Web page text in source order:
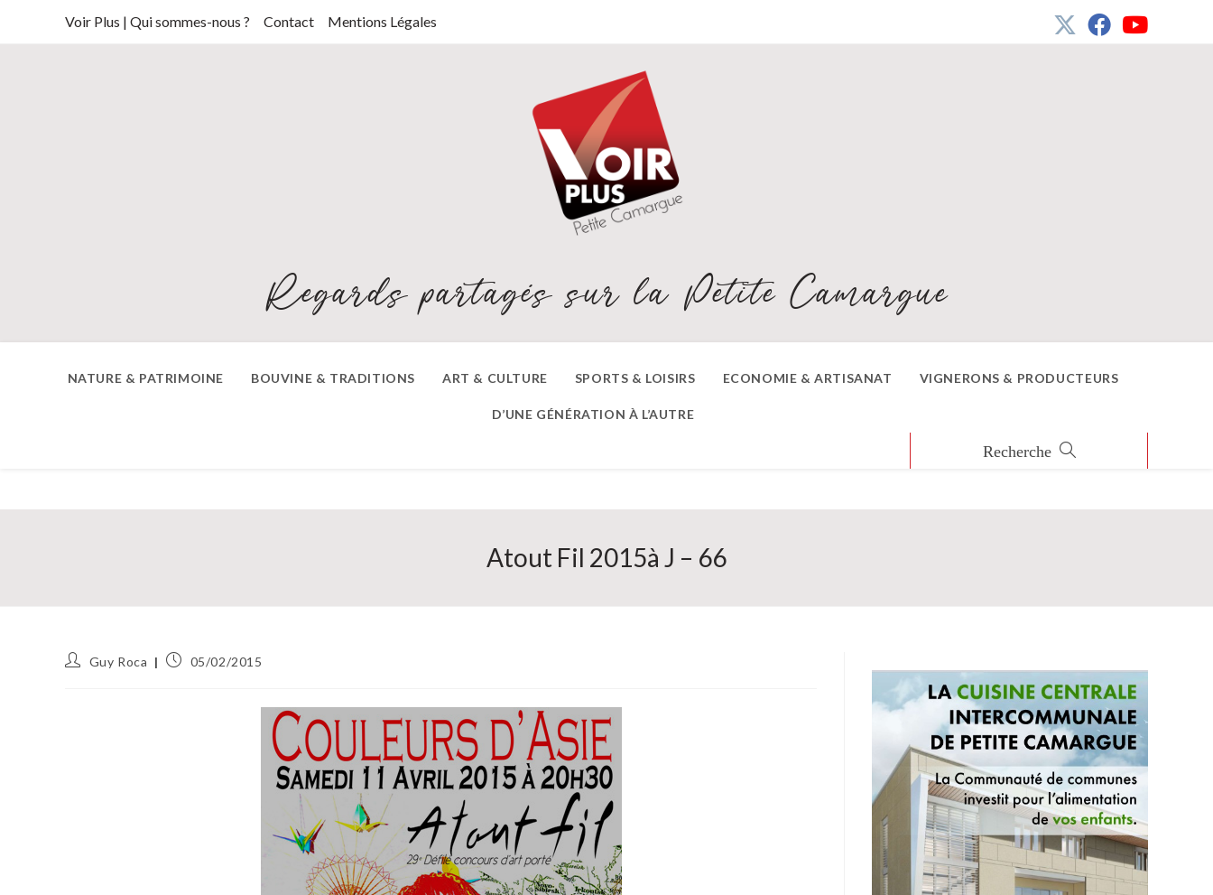
Voir Plus | Qui sommes-nous ? Contact Mentions Légales
Regards partagés sur la Petite Camargue
NATURE & PATRIMOINE BOUVINE & TRADITIONS ART & CULTURE SPORTS & LOISIRS ECONOMIE & ARTISANAT VIGNERONS & PRODUCTEURS
D’UNE GÉNÉRATION À L’AUTRE
Atout Fil 2015à J – 66
Auteur/autrice
Guy Roca
Publication
05/02/2015